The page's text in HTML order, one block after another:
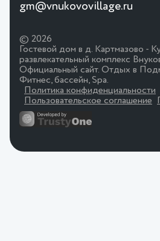
gm@vnukovovillage.ru
© 2026
Гостевой дом в д. Картмазово -
развлекательный комплекс
Официальный сайт. Отдых в
Фитнес, бассейн, Spa.
Политика конфиденциальности
Пользовательское соглашение